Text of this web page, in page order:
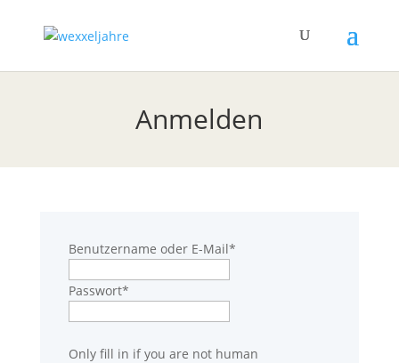
Anmelden
Benutzername oder E-Mail*
Passwort*
Only fill in if you are not human